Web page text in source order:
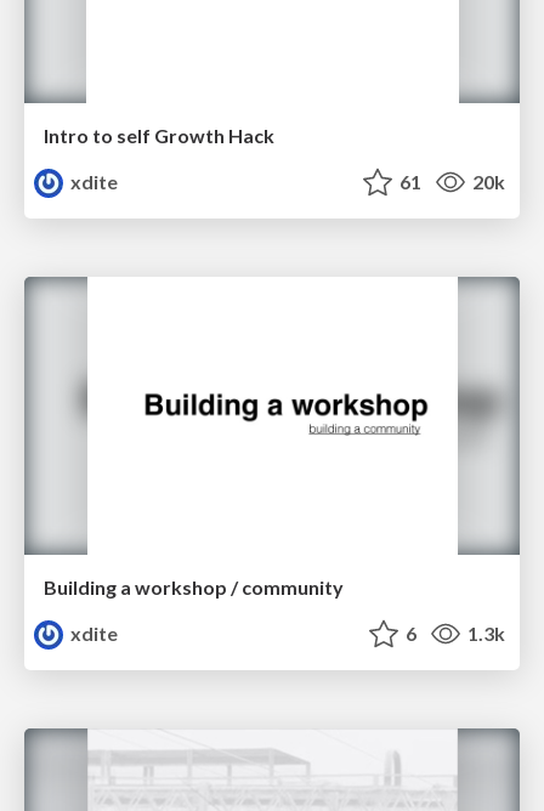
Intro to self Growth Hack
xdite
61 20k
Building a workshop / community
xdite
6 1.3k